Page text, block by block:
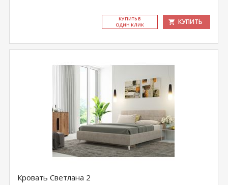
КУ­ПИТЬ В
ОДИН КЛИК
КУПИТЬ
Кровать Светлана 2